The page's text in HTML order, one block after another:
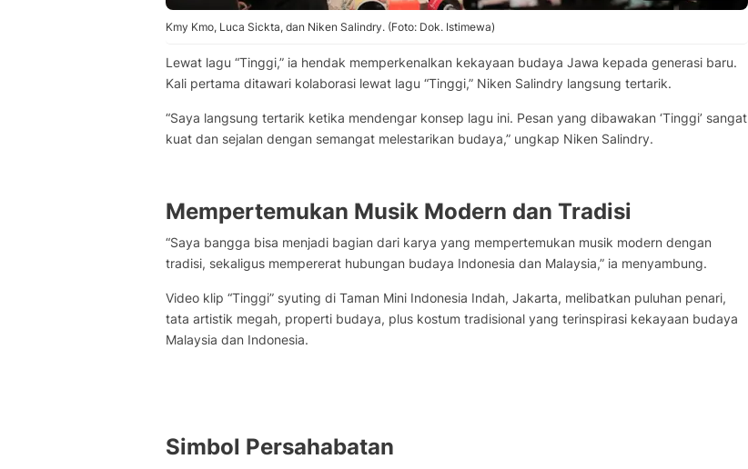
Kmy Kmo, Luca Sickta, dan Niken Salindry. (Foto: Dok. Istimewa)
Lewat lagu “Tinggi,” ia hendak memperkenalkan kekayaan budaya Jawa kepada generasi baru.
Kali pertama ditawari kolaborasi lewat lagu “Tinggi,” Niken Salindry langsung tertarik.
“Saya langsung tertarik ketika mendengar konsep lagu ini. Pesan yang dibawakan ‘Tinggi’ sangat
kuat dan sejalan dengan semangat melestarikan budaya,” ungkap Niken Salindry.
Mempertemukan Musik Modern dan Tradisi
“Saya bangga bisa menjadi bagian dari karya yang mempertemukan musik modern dengan
tradisi, sekaligus mempererat hubungan budaya Indonesia dan Malaysia,” ia menyambung.
Video klip “Tinggi” syuting di Taman Mini Indonesia Indah, Jakarta, melibatkan puluhan penari,
tata artistik megah, properti budaya, plus kostum tradisional yang terinspirasi kekayaan budaya
Malaysia dan Indonesia.
Simbol Persahabatan